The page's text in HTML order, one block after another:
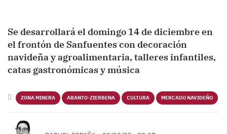
Se desarrollará el domingo 14 de diciembre en
el frontón de Sanfuentes con decoración
navideña y agroalimentaria, talleres infantiles,
catas gastronómicas y música
ZONA MINERA ABANTO-ZIERBENA CULTURA MERCADO NAVIDEÑO